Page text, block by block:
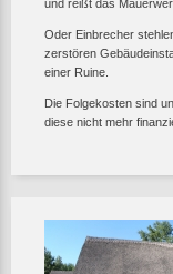
und reißt das
Oder Einbrecher
zerstören
einer Ruine.
Die Folgekosten sind
diese nicht mehr